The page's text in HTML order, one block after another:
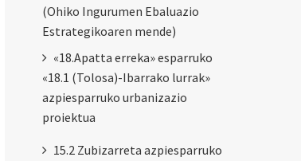
(Ohiko Ingurumen Ebaluazio
Estrategikoaren mende)
«18.Apatta erreka» esparruko
«18.1 (Tolosa)-Ibarrako lurrak»
azpiesparruko urbanizazio
proiektua
15.2 Zubizarreta azpiesparruko